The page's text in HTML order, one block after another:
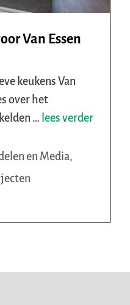
Van Essen
keukens Van
over het
… lees verder
en Media,